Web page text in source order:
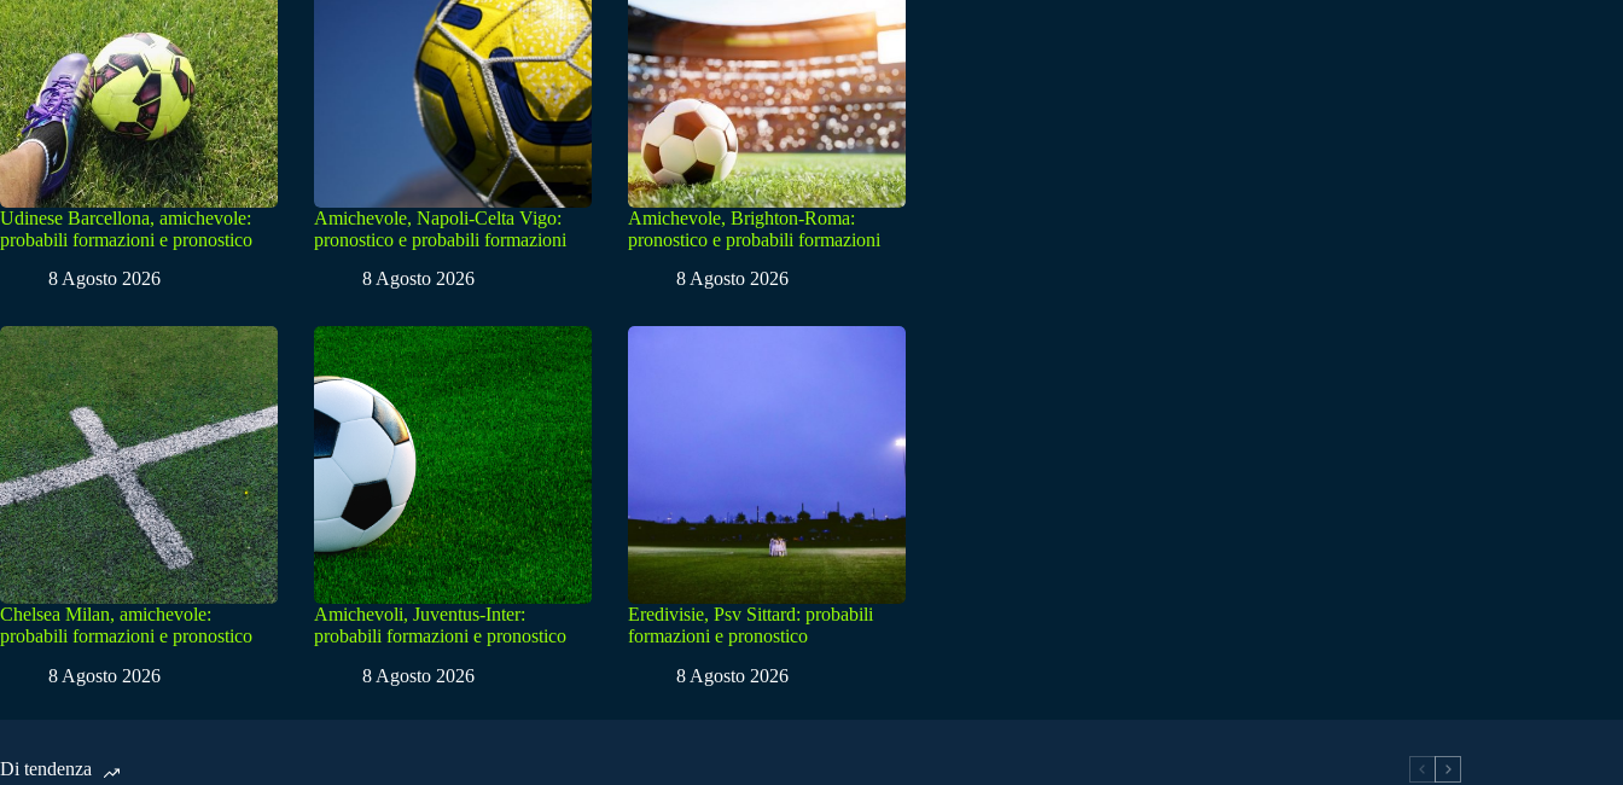
Udinese Barcellona, amichevole:
probabili formazioni e pronostico
8 Agosto 2026
Amichevole, Napoli-Celta Vigo:
pronostico e probabili formazioni
8 Agosto 2026
Amichevole, Brighton-Roma:
pronostico e probabili formazioni
8 Agosto 2026
Chelsea Milan, amichevole:
probabili formazioni e pronostico
8 Agosto 2026
Amichevoli, Juventus-Inter:
probabili formazioni e pronostico
8 Agosto 2026
Eredivisie, Psv Sittard: probabili
formazioni e pronostico
8 Agosto 2026
Di tendenza